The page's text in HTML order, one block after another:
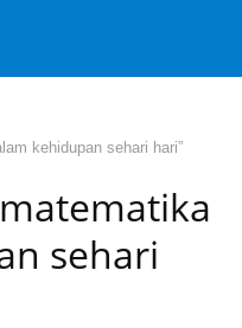
kehidupan sehari hari”
sehari